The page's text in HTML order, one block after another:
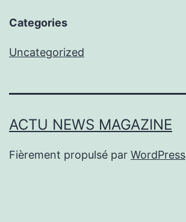
Categories
Uncategorized
ACTU NEWS MAGAZINE
Fièrement propulsé par WordPress